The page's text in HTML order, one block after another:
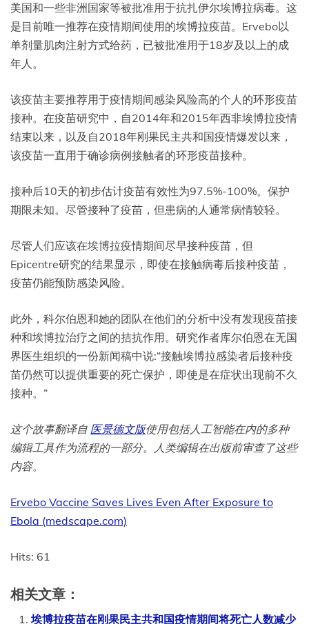
美国和一些非洲国家等被批准用于抗扎伊尔埃博拉病毒。这
是目前唯一推荐在疫情期间使用的埃博拉疫苗。Ervebo以
单剂量肌肉注射方式给药，已被批准用于18岁及以上的成
年人。
该疫苗主要推荐用于疫情期间感染风险高的个人的环形疫苗
接种。在疫苗研究中，自2014年和2015年西非埃博拉疫情
结束以来，以及自2018年刚果民主共和国疫情爆发以来，
该疫苗一直用于确诊病例接触者的环形疫苗接种。
接种后10天的初步估计疫苗有效性为97.5%-100%。保护
期限未知。尽管接种了疫苗，但患病的人通常病情较轻。
尽管人们应该在埃博拉疫情期间尽早接种疫苗，但
Epicentre研究的结果显示，即使在接触病毒后接种疫苗，
疫苗仍能预防感染风险。
此外，科尔伯恩和她的团队在他们的分析中没有发现疫苗接
种和埃博拉治疗之间的拮抗作用。研究作者库尔伯恩在无国
界医生组织的一份新闻稿中说:“接触埃博拉感染者后接种疫
苗仍然可以提供重要的死亡保护，即使是在症状出现前不久
接种。”
这个故事翻译自 医景德文版使用包括人工智能在内的多种
编辑工具作为流程的一部分。人类编辑在出版前审查了这些
内容。
Ervebo Vaccine Saves Lives Even After Exposure to
Ebola (medscape.com)
Hits: 61
相关文章：
埃博拉疫苗在刚果民主共和国疫情期间将死亡人数减少